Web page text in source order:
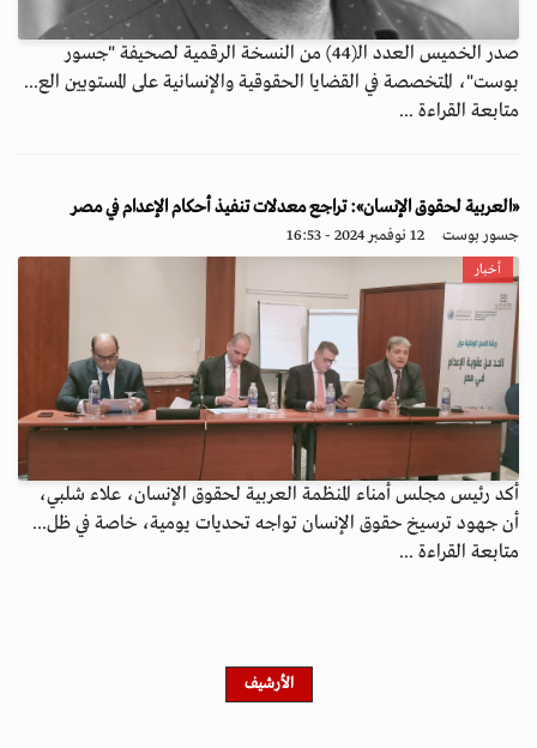
صدر الخميس العدد الـ(44) من النسخة الرقمية لصحيفة "جسور
بوست"، المتخصصة في القضايا الحقوقية والإنسانية على المستويين الع...
متابعة القراءة ...
«العربية لحقوق الإنسان»: تراجع معدلات تنفيذ أحكام الإعدام في مصر
جسور بوست 12 نوفمبر 2024 - 16:53
أخبار
أكد رئيس مجلس أمناء المنظمة العربية لحقوق الإنسان، علاء شلبي،
أن جهود ترسيخ حقوق الإنسان تواجه تحديات يومية، خاصة في ظل...
متابعة القراءة ...
الأرشيف